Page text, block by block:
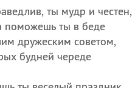
ты мудр и честен,
поможешь ты в беде
дружеским советом,
будней череде